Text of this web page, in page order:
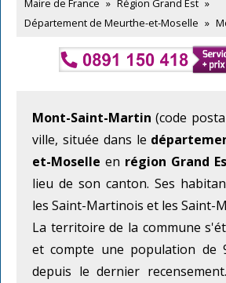
Maire de France » Région Grand Est »
Département de Meurthe-et-Moselle »
Mont-Saint-Martin (code
ville, située dans le
et-Moselle en région Grand
lieu de son canton. Ses
les Saint-Martinois et les Saint-
La territoire de la commune
et compte une population de
depuis le dernier